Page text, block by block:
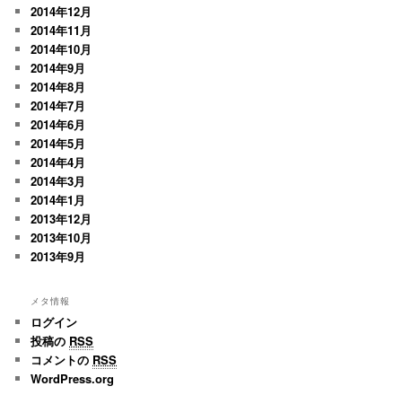
2014年12月
2014年11月
2014年10月
2014年9月
2014年8月
2014年7月
2014年6月
2014年5月
2014年4月
2014年3月
2014年1月
2013年12月
2013年10月
2013年9月
メタ情報
ログイン
投稿の RSS
コメントの RSS
WordPress.org